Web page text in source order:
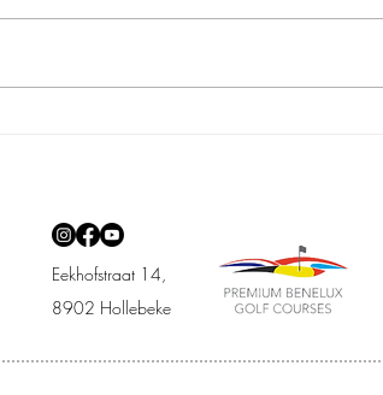
Eekhofstraat 14,
8902 Hollebeke